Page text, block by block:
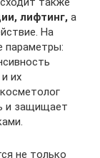
лифтинг, а
На
параметры:
их
и защищает
не только